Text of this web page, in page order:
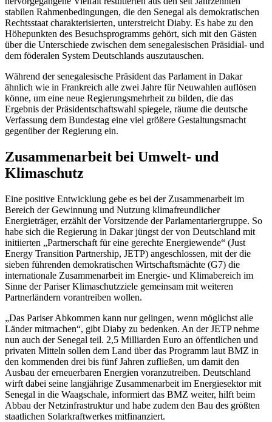
stabilen Rahmenbedingungen, die den Senegal als demokratischen
Rechtsstaat charakterisierten, unterstreicht Diaby. Es habe zu den
Höhepunkten des Besuchsprogramms gehört, sich mit den Gästen
über die Unterschiede zwischen dem senegalesischen Präsidial- und
dem föderalen System Deutschlands auszutauschen.
Während der senegalesische Präsident das Parlament in Dakar
ähnlich wie in Frankreich alle zwei Jahre für Neuwahlen auflösen
könne, um eine neue Regierungsmehrheit zu bilden, die das
Ergebnis der Präsidentschaftswahl spiegele, räume die deutsche
Verfassung dem Bundestag eine viel größere Gestaltungsmacht
gegenüber der Regierung ein.
Zusammenarbeit bei Umwelt- und
Klimaschutz
Eine positive Entwicklung gebe es bei der Zusammenarbeit im
Bereich der Gewinnung und Nutzung klimafreundlicher
Energieträger, erzählt der Vorsitzende der Parlamentariergruppe. So
habe sich die Regierung in Dakar jüngst der von Deutschland mit
initiierten „Partnerschaft für eine gerechte Energiewende“ (Just
Energy Transition Partnership, JETP) angeschlossen, mit der die
sieben führenden demokratischen Wirtschaftsmächte (G7) die
internationale Zusammenarbeit im Energie- und Klimabereich im
Sinne der Pariser Klimaschutzziele gemeinsam mit weiteren
Partnerländern vorantreiben wollen.
„Das Pariser Abkommen kann nur gelingen, wenn möglichst alle
Länder mitmachen“, gibt Diaby zu bedenken. An der JETP nehme
nun auch der Senegal teil. 2,5 Milliarden Euro an öffentlichen und
privaten Mitteln sollen dem Land über das Programm laut BMZ in
den kommenden drei bis fünf Jahren zufließen, um damit den
Ausbau der erneuerbaren Energien voranzutreiben. Deutschland
wirft dabei seine langjährige Zusammenarbeit im Energiesektor mit
Senegal in die Waagschale, informiert das BMZ weiter, hilft beim
Abbau der Netzinfrastruktur und habe zudem den Bau des größten
staatlichen Solarkraftwerkes mitfinanziert.